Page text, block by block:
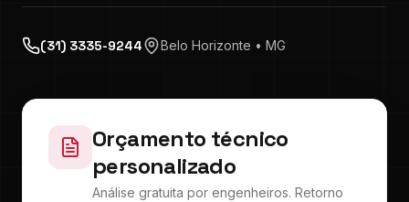
(31) 3335-9244 Belo Horizonte • MG
Orçamento técnico
personalizado
Análise gratuita por engenheiros. Retorno